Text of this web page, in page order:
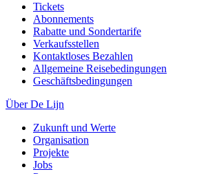
Tickets
Abonnements
Rabatte und Sondertarife
Verkaufsstellen
Kontaktloses Bezahlen
Allgemeine Reisebedingungen
Geschäftsbedingungen
Über De Lijn
Zukunft und Werte
Organisation
Projekte
Jobs